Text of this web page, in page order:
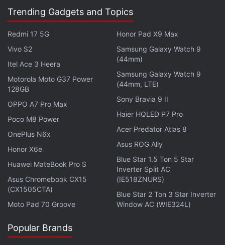
Trending Gadgets and Topics
Redmi 17 5G
Vivo S2
Itel Ace 3 Heera
Motorola Moto G37 Power
128GB
OPPO A7 Pro Max
Poco M8 Power
OnePlus N6x
Honor X6e
Huawei MateBook Pro S
Asus Chromebook CX15
(CX1505CTA)
Moto Pad 70 Groove
Honor Pad X9 Max
Samsung Galaxy Watch 9
(44mm)
Samsung Galaxy Watch 9
(44mm, LTE)
Sony Bravia 9 II
Haier HQLED P7 Pro
Acer Predator Atlas 8
Asus ROG Ally
Blue Star 1.5 Ton 5 Star
Inverter Split AC
(IE518ZNURS)
Blue Star 2 Ton 3 Star Inverter
Window AC (WIE324L)
Popular Brands